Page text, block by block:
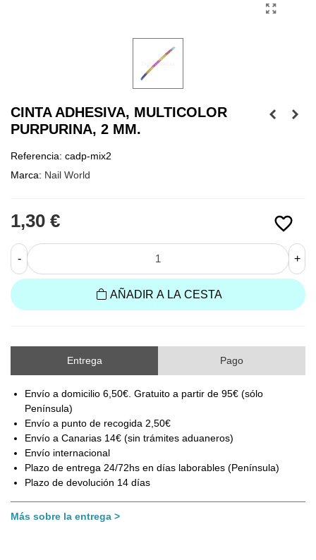
CINTA ADHESIVA, MULTICOLOR
PURPURINA, 2 MM.
Referencia: cadp-mix2
Marca: Nail World
favorite_border
1,30 €
- +
AÑADIR A LA CESTA
Entrega Pago
Envío a domicilio 6,50€. Gratuito a partir de 95€ (sólo
Península)
Envío a punto de recogida 2,50€
Envío a Canarias 14€ (sin trámites aduaneros)
Envío internacional
Plazo de entrega 24/72hs en días laborables (Península)
Plazo de devolución 14 días
Más sobre la entrega